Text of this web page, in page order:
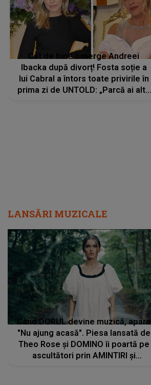
Cât de bine îi merge Andreei
Ibacka după divorț! Fosta soție a
lui Cabral a întors toate privirile în
prima zi de UNTOLD: „Parcă ai altă
LANSĂRI MUZICALE
Când DORUL devine muzică, apare
"Nu ajung acasă". Piesa lansată de
Theo Rose și DOMINO îi poartă pe
ascultători prin AMINTIRI și